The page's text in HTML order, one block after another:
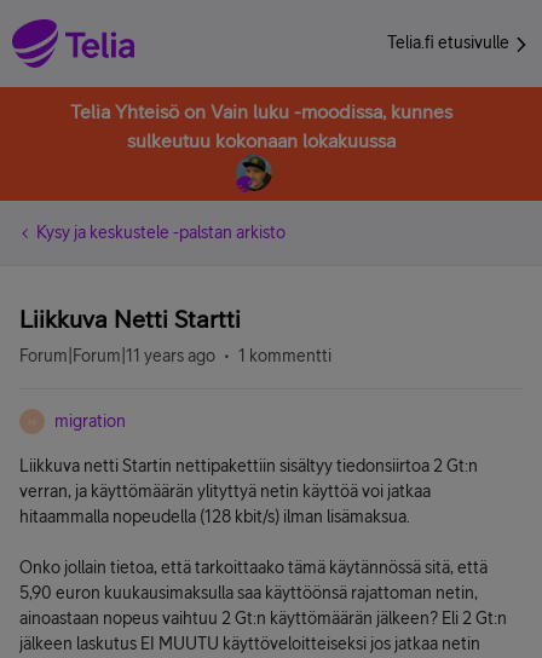
Telia.fi etusivulle
Telia Yhteisö on Vain luku -moodissa, kunnes
sulkeutuu kokonaan lokakuussa
Kysy ja keskustele -palstan arkisto
Liikkuva Netti Startti
Forum|Forum|11 years ago 1 kommentti
M migration
Liikkuva netti Startin nettipakettiin sisältyy tiedonsiirtoa 2 Gt:n
verran, ja käyttömäärän ylityttyä netin käyttöä voi jatkaa
hitaammalla nopeudella (128 kbit/s) ilman lisämaksua.
Onko jollain tietoa, että tarkoittaako tämä käytännössä sitä, että
5,90 euron kuukausimaksulla saa käyttöönsä rajattoman netin,
ainoastaan nopeus vaihtuu 2 Gt:n käyttömäärän jälkeen? Eli 2 Gt:n
jälkeen laskutus EI MUUTU käyttöveloitteiseksi jos jatkaa netin